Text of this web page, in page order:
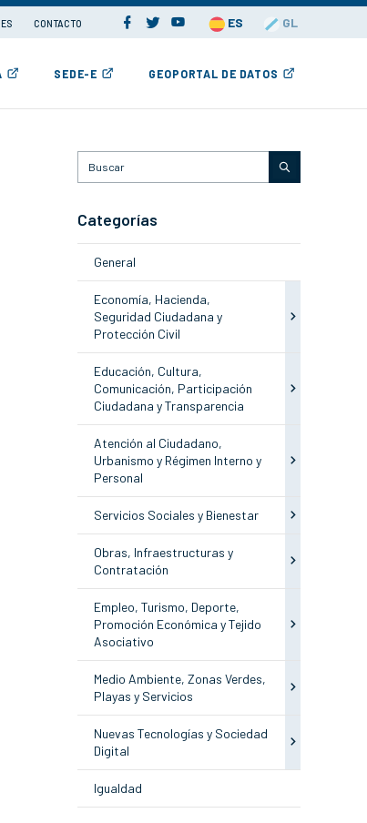
CONTACTO ES GL
SEDE-E GEOPORTAL DE DATOS
Categorías
General
Economía, Hacienda,
Seguridad Ciudadana y
Protección Civil
Educación, Cultura,
Comunicación, Participación
Ciudadana y Transparencia
Atención al Ciudadano,
Urbanismo y Régimen Interno y
Personal
Servicios Sociales y Bienestar
Obras, Infraestructuras y
Contratación
Empleo, Turismo, Deporte,
Promoción Económica y Tejido
Asociativo
Medio Ambiente, Zonas Verdes,
Playas y Servicios
Nuevas Tecnologías y Sociedad
Digital
Igualdad